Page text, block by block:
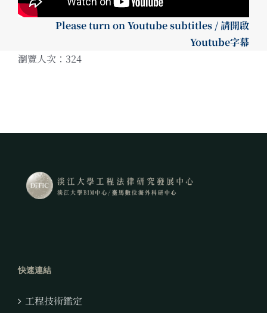
Please turn on Youtube subtitles / 請開啟
Youtube字幕
瀏覽人次：324
快速連結
工程技術鑑定